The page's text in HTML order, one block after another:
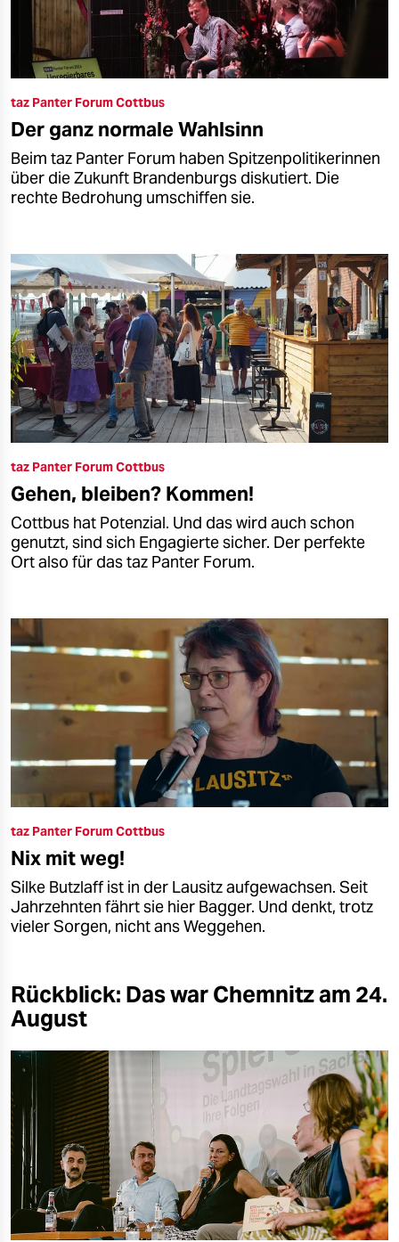
taz Panter Forum Cottbus
Der ganz normale Wahlsinn
Beim taz Panter Forum haben Spitzenpolitikerinnen
über die Zukunft Brandenburgs diskutiert. Die
rechte Bedrohung umschiffen sie.
taz Panter Forum Cottbus
Gehen, bleiben? Kommen!
Cottbus hat Potenzial. Und das wird auch schon
genutzt, sind sich Engagierte sicher. Der perfekte
Ort also für das taz Panter Forum.
taz Panter Forum Cottbus
Nix mit weg!
Silke Butzlaff ist in der Lausitz aufgewachsen. Seit
Jahrzehnten fährt sie hier Bagger. Und denkt, trotz
vieler Sorgen, nicht ans Weggehen.
Rückblick: Das war Chemnitz am 24.
August